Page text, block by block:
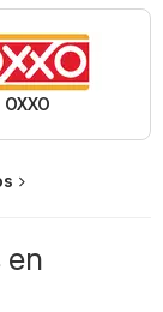
OXXO
en